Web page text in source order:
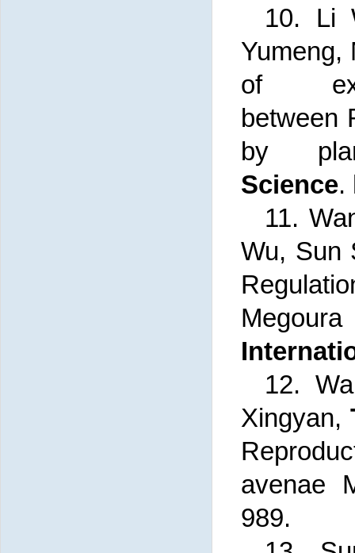
10. Li
Yumeng,
of
between
by
Science.
11.
Wu, Sun
12.
Xingyan,
avenae
989.